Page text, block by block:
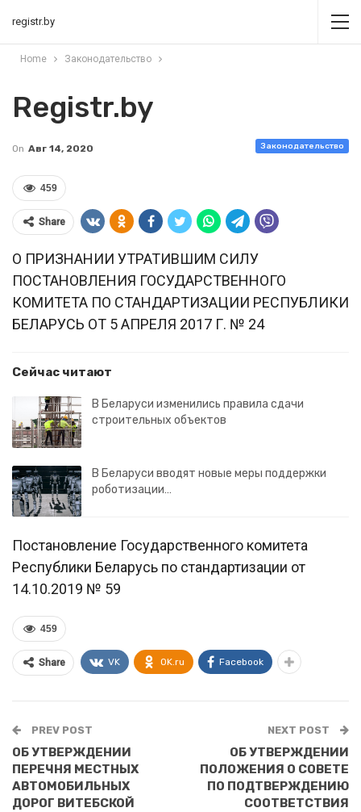
registr.by
Home Законодательство
Registr.by
Законодательство
On Авг 14, 2020
459
Share
О ПРИЗНАНИИ УТРАТИВШИМ СИЛУ
ПОСТАНОВЛЕНИЯ ГОСУДАРСТВЕННОГО
КОМИТЕТА ПО СТАНДАРТИЗАЦИИ РЕСПУБЛИКИ
БЕЛАРУСЬ ОТ 5 АПРЕЛЯ 2017 Г. № 24
Сейчас читают
В Беларуси изменились правила сдачи
строительных объектов
В Беларуси вводят новые меры поддержки
роботизации…
Постановление Государственного комитета
Республики Беларусь по стандартизации от
14.10.2019 № 59
459
Share VK OK.ru Facebook
PREV POST
ОБ УТВЕРЖДЕНИИ
ПЕРЕЧНЯ МЕСТНЫХ
АВТОМОБИЛЬНЫХ
ДОРОГ ВИТЕБСКОЙ
NEXT POST
ОБ УТВЕРЖДЕНИИ
ПОЛОЖЕНИЯ О СОВЕТЕ
ПО ПОДТВЕРЖДЕНИЮ
СООТВЕТСТВИЯ